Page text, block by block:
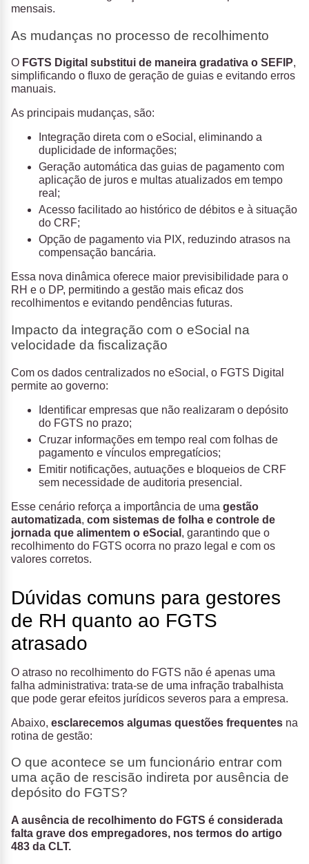
mensais.
As mudanças no processo de recolhimento
O FGTS Digital substitui de maneira gradativa o SEFIP,
simplificando o fluxo de geração de guias e evitando erros
manuais.
As principais mudanças, são:
Integração direta com o eSocial, eliminando a
duplicidade de informações;
Geração automática das guias de pagamento com
aplicação de juros e multas atualizados em tempo
real;
Acesso facilitado ao histórico de débitos e à situação
do CRF;
Opção de pagamento via PIX, reduzindo atrasos na
compensação bancária.
Essa nova dinâmica oferece maior previsibilidade para o
RH e o DP, permitindo a gestão mais eficaz dos
recolhimentos e evitando pendências futuras.
Impacto da integração com o eSocial na
velocidade da fiscalização
Com os dados centralizados no eSocial, o FGTS Digital
permite ao governo:
Identificar empresas que não realizaram o depósito
do FGTS no prazo;
Cruzar informações em tempo real com folhas de
pagamento e vínculos empregatícios;
Emitir notificações, autuações e bloqueios de CRF
sem necessidade de auditoria presencial.
Esse cenário reforça a importância de uma gestão
automatizada, com sistemas de folha e controle de
jornada que alimentem o eSocial , garantindo que o
recolhimento do FGTS ocorra no prazo legal e com os
valores corretos.
Dúvidas comuns para gestores
de RH quanto ao FGTS
atrasado
O atraso no recolhimento do FGTS não é apenas uma
falha administrativa: trata-se de uma infração trabalhista
que pode gerar efeitos jurídicos severos para a empresa.
Abaixo, esclarecemos algumas questões frequentes na
rotina de gestão:
O que acontece se um funcionário entrar com
uma ação de rescisão indireta por ausência de
depósito do FGTS?
A ausência de recolhimento do FGTS é considerada
falta grave dos empregadores, nos termos do artigo
483 da CLT.